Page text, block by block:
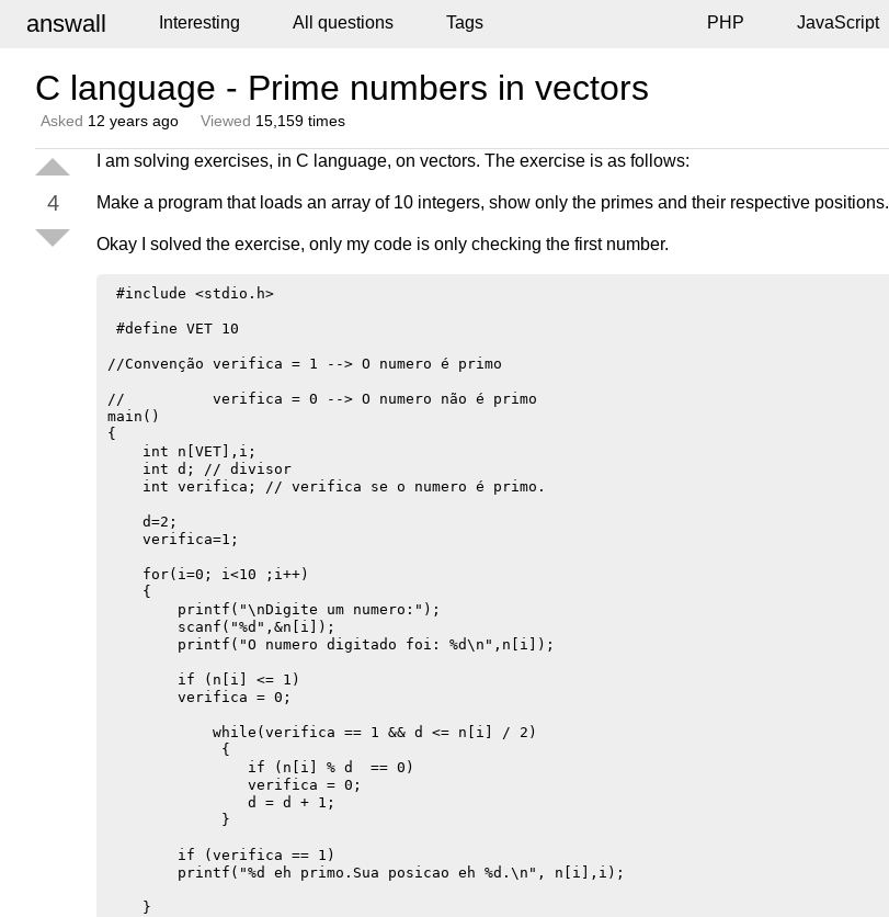
answall Interesting All questions Tags PHP JavaScript
C language - Prime numbers in vectors
Asked 12 years ago Viewed 15,159 times
4
I am solving exercises, in C language, on vectors. The exercise is as follows:
Make a program that loads an array of 10 integers, show only the primes and their respective positions.
Okay I solved the exercise, only my code is only checking the first number.
#include <stdio.h>
#define VET 10
//Convenção verifica = 1 --> O numero é primo
//          verifica = 0 --> O numero não é primo
main()
{
    int n[VET],i;
    int d; // divisor
    int verifica; // verifica se o numero é primo.
    d=2;
    verifica=1;
    for(i=0; i<10 ;i++)
    {
        printf("\nDigite um numero:");
        scanf("%d",&n[i]);
        printf("O numero digitado foi: %d\n",n[i]);
        if (n[i] <= 1)
        verifica = 0;
            while(verifica == 1 && d <= n[i] / 2)
             {
                if (n[i] % d  == 0)
                verifica = 0;
                d = d + 1;
             }
        if (verifica == 1)
        printf("%d eh primo.Sua posicao eh %d.\n", n[i],i);
    }